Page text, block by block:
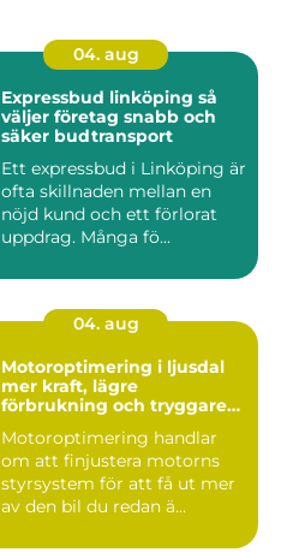
04. aug
Expressbud linköping så
väljer företag snabb och
säker budtransport
Ett expressbud i Linköping är
ofta skillnaden mellan en
nöjd kund och ett förlorat
uppdrag. Många fö...
04. aug
Motoroptimering i ljusdal
mer kraft, lägre
förbrukning och tryggare
Motoroptimering handlar
om att finjustera motorns
styrsystem för att få ut mer
av den bil du redan ä...